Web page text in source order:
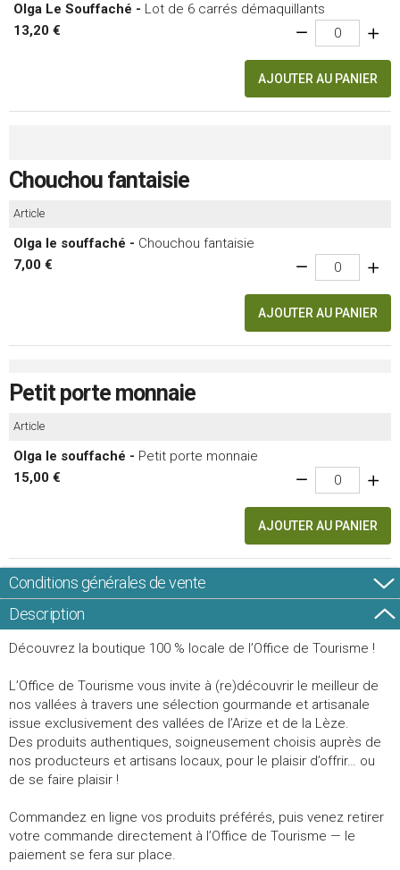
Olga Le Souffaché - Lot de 6 carrés démaquillants
13,20 €
AJOUTER AU PANIER
Chouchou fantaisie
Article
Olga le souffaché - Chouchou fantaisie
7,00 €
AJOUTER AU PANIER
Petit porte monnaie
Article
Olga le souffaché - Petit porte monnaie
15,00 €
AJOUTER AU PANIER
Conditions générales de vente
Description
Découvrez la boutique 100 % locale de l’Office de Tourisme !
L’Office de Tourisme vous invite à (re)découvrir le meilleur de
nos vallées à travers une sélection gourmande et artisanale
issue exclusivement des vallées de l’Arize et de la Lèze.
Des produits authentiques, soigneusement choisis auprès de
nos producteurs et artisans locaux, pour le plaisir d’offrir… ou
de se faire plaisir !
Commandez en ligne vos produits préférés, puis venez retirer
votre commande directement à l’Office de Tourisme — le
paiement se fera sur place.